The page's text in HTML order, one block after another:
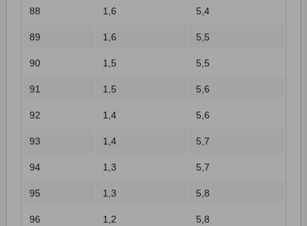
88 1,6 5,4
89 1,6 5,5
90 1,5 5,5
91 1,5 5,6
92 1,4 5,6
93 1,4 5,7
94 1,3 5,7
95 1,3 5,8
96 1,2 5,8